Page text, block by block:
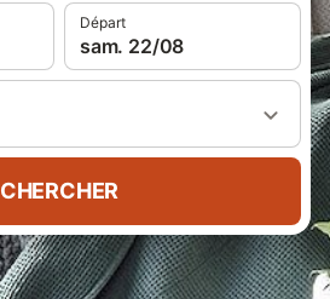
Départ
sam. 22/08
CHERCHER